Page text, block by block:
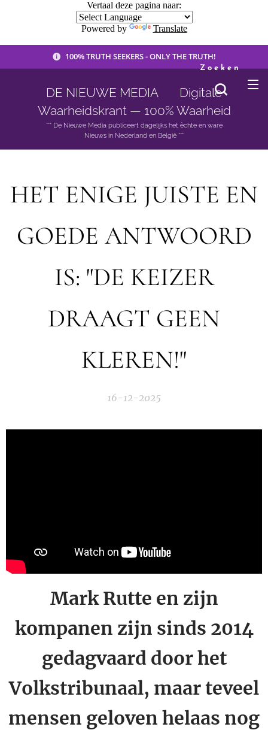
Vertaal deze pagina naar:
Powered by Translate
100% TRUTH SEEKERS - ONLY THE TRUTH!
DE NIEUWE MEDIA 🟣 Digitale
Waarheidskrant — 100% Waarheid
*** De Nieuwe Media publiceert dagelijks het èchte en ware
Nieuws in Nederland en België ***
Zoeken
HET ENIGE JUISTE EN
GOEDE ANTWOORD
IS: "DE KEIZER
DRAAGT GEEN
KLEREN!"
16-12-2025
Mark Rutte en zijn
kompanen zijn sinds 2014
gedagvaard door het
Volkstribunaal, maar teveel
mensen geloven helaas nog